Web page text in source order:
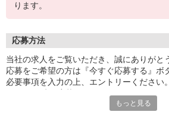
ります。
応募方法
当社の求人をご覧いただき、誠にありがと
応募をご希望の方は『今すぐ応募する』ボ
必要事項を入力の上、エントリーください。
もっと見る